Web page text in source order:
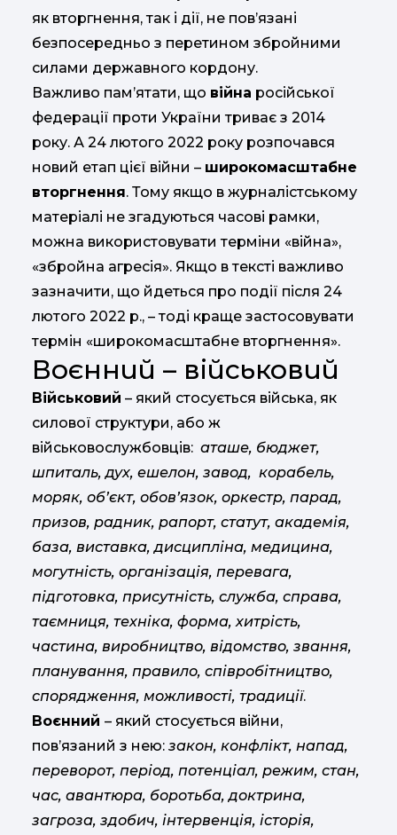
як вторгнення, так і дії, не пов’язані
безпосередньо з перетином збройними
силами державного кордону.
Важливо пам’ятати, що війна російської
федерації проти України триває з 2014
року. А 24 лютого 2022 року розпочався
новий етап цієї війни – широкомасштабне
вторгнення. Тому якщо в журналістському
матеріалі не згадуються часові рамки,
можна використовувати терміни «війна»,
«збройна агресія». Якщо в тексті важливо
зазначити, що йдеться про події після 24
лютого 2022 р., – тоді краще застосовувати
термін «широкомасштабне вторгнення».
Воєнний – військовий
Військовий – який стосується війська, як
силової структури, або ж
військовослужбовців: аташе, бюджет,
шпиталь, дух, ешелон, завод, корабель,
моряк, об’єкт, обов’язок, оркестр, парад,
призов, радник, рапорт, статут, академія,
база, виставка, дисципліна, медицина,
могутність, організація, перевага,
підготовка, присутність, служба, справа,
таємниця, техніка, форма, хитрість,
частина, виробництво, відомство, звання,
планування, правило, співробітництво,
спорядження, можливості, традиції.
Воєнний – який стосується війни,
пов’язаний з нею: закон, конфлікт, напад,
переворот, період, потенціал, режим, стан,
час, авантюра, боротьба, доктрина,
загроза, здобич, інтервенція, історія,